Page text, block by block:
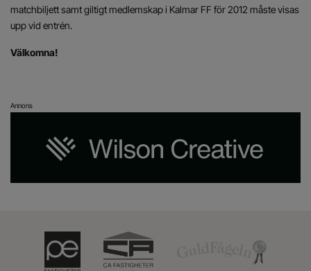
matchbiljett samt giltigt medlemskap i Kalmar FF för 2012 måste visas
upp vid entrén.
Välkomna!
Annons